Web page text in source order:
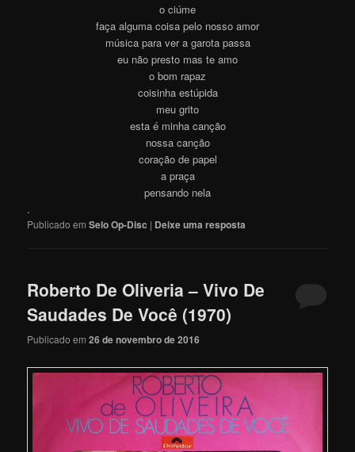
o ciúme
faça alguma coisa pelo nosso amor
música para ver a garota passa
eu não presto mas te amo
o bom rapaz
coisinha estúpida
meu grito
esta é minha canção
nossa canção
coração de papel
a praça
pensando nela
.
Publicado em Selo Op-Disc | Deixe uma resposta
Roberto De Oliveria – Vivo De
Saudades De Você (1970)
Publicado em26 de novembro de 2016